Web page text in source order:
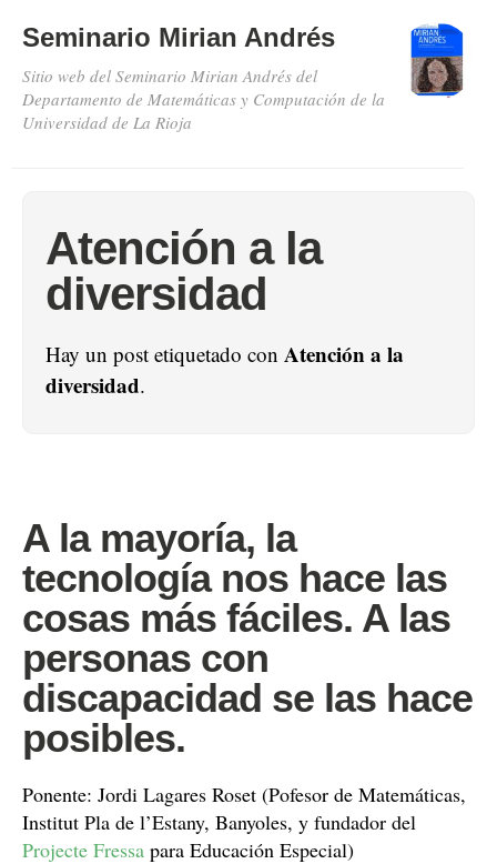
Seminario Mirian Andrés
Sitio web del Seminario Mirian Andrés del
Departamento de Matemáticas y Computación de la
Universidad de La Rioja
Atención a la
diversidad
Hay un post etiquetado con Atención a la
diversidad.
A la mayoría, la
tecnología nos hace las
cosas más fáciles. A las
personas con
discapacidad se las hace
posibles.
Ponente: Jordi Lagares Roset (Pofesor de Matemáticas,
Institut Pla de l’Estany, Banyoles, y fundador del
Projecte Fressa para Educación Especial)